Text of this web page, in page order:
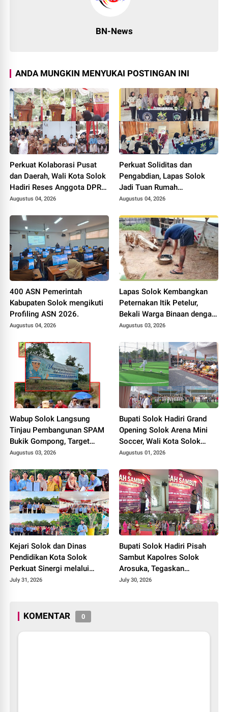
BN-News
ANDA MUNGKIN MENYUKAI POSTINGAN INI
Perkuat Kolaborasi Pusat
dan Daerah, Wali Kota Solok
Hadiri Reses Anggota DPR
RI H. Zigo Rolanda
Augustus 04, 2026
Perkuat Soliditas dan
Pengabdian, Lapas Solok
Jadi Tuan Rumah
Musyawarah Pembentukan
Daerah.
Augustus 04, 2026
400 ASN Pemerintah
Kabupaten Solok mengikuti
Profiling ASN 2026.
Augustus 04, 2026
Lapas Solok Kembangkan
Peternakan Itik Petelur,
Bekali Warga Binaan dengan
Keterampilan Produktif.
Augustus 03, 2026
Wabup Solok Langsung
Tinjau Pembangunan SPAM
Bukik Gompong, Target
Rampung Akhir Oktober
Augustus 03, 2026
Bupati Solok Hadiri Grand
Opening Solok Arena Mini
Soccer, Wali Kota Solok
Resmikan Fasilitas Olahraga
Augustus 01, 2026
Kejari Solok dan Dinas
Pendidikan Kota Solok
Perkuat Sinergi melalui
Penandatanganan PKS dan
July 31, 2026
Bupati Solok Hadiri Pisah
Sambut Kapolres Solok
Arosuka, Tegaskan
Komitmen Perkuat Sinergi
July 30, 2026
KOMENTAR 0